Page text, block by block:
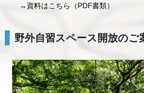
→資料はこちら（PDF書類）
野外自習スペース開放のご